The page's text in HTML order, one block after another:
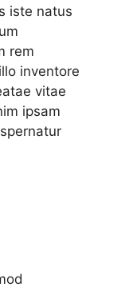
iste natus
rem
inventore
vitae
ipsam